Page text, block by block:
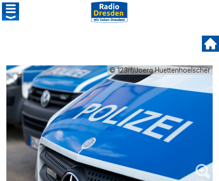
© 123rf/Joerg Huettenhoelscher